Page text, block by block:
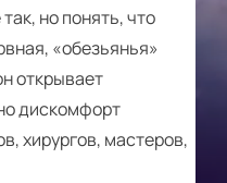
но понять, что
«обезьянья»
открывает
дискомфорт
хирургов, мастеров,